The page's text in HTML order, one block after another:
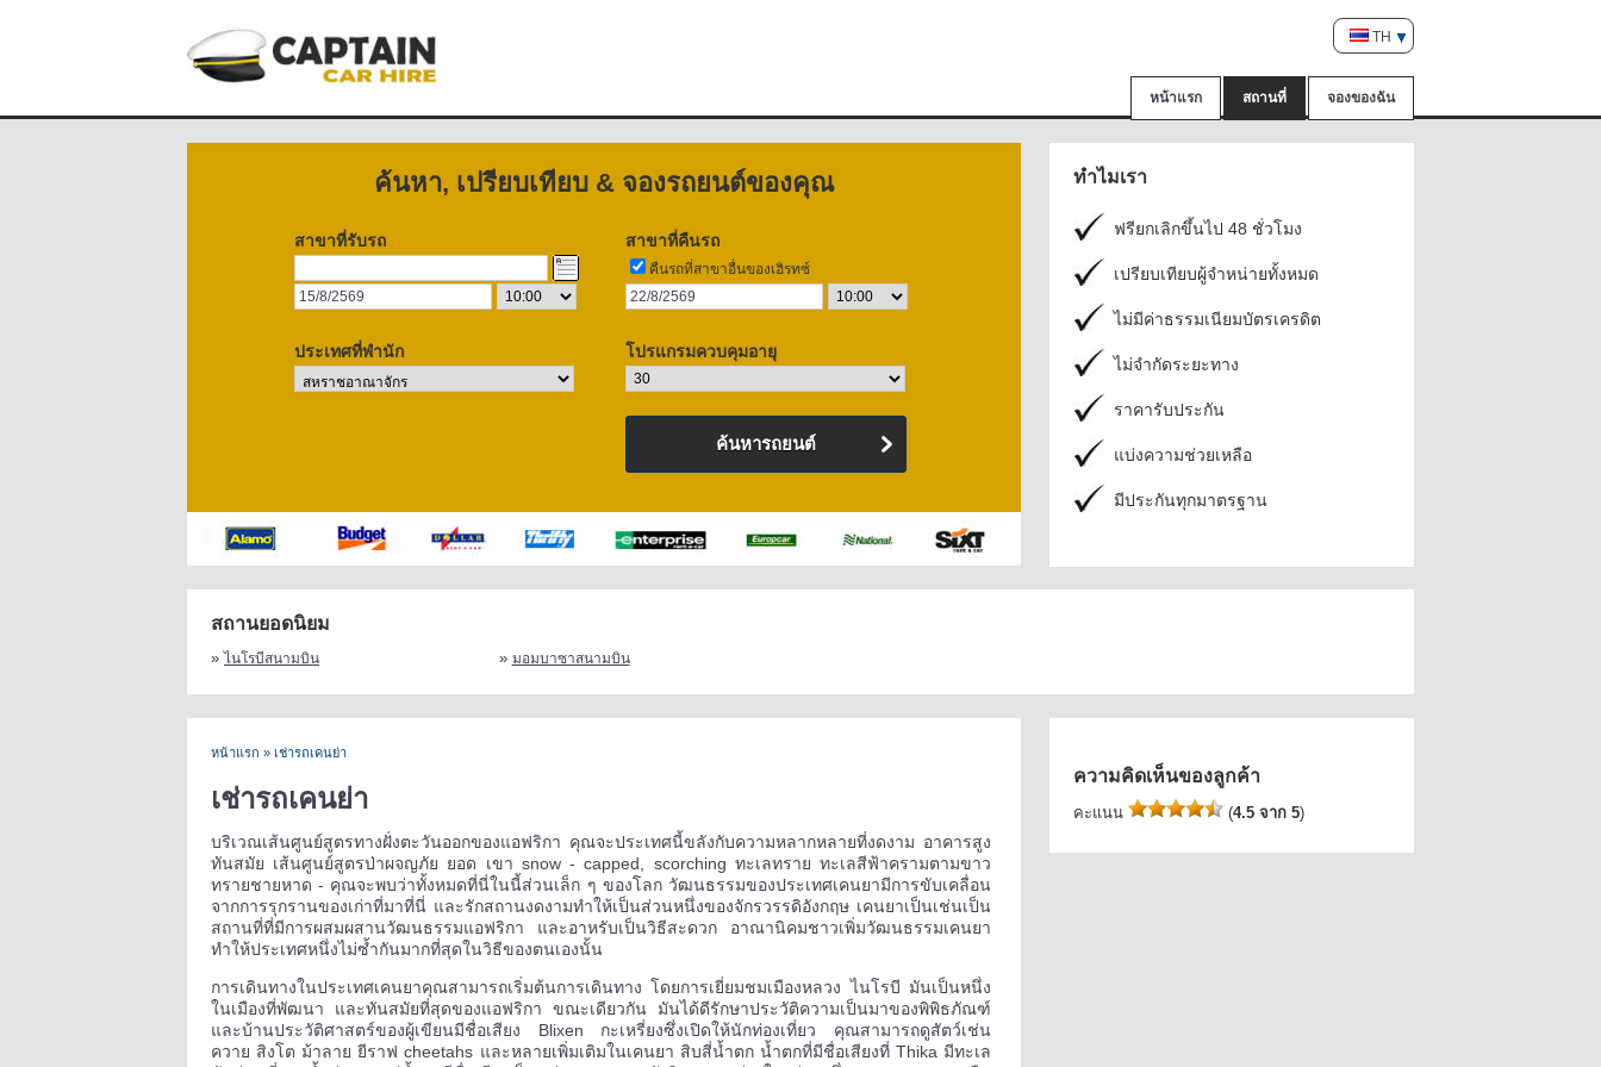
TH
หน้าแรก สถานที่ จองของฉัน
ค้นหา, เปรียบเทียบ & จองรถยนต์ของคุณ
สาขาที่รับรถ สาขาที่คืนรถ
คืนรถที่สาขาอื่นของเฮิรทซ์
ประเทศที่พำนัก โปรแกรมควบคุมอายุ
ค้นหารถยนต์
ทำไมเรา
ฟรียกเลิกขึ้นไป 48 ชั่วโมง
เปรียบเทียบผู้จำหน่ายทั้งหมด
ไม่มีค่าธรรมเนียมบัตรเครดิต
ไม่จำกัดระยะทาง
ราคารับประกัน
แบ่งความช่วยเหลือ
มีประกันทุกมาตรฐาน
สถานยอดนิยม
»ไนโรบีสนามบิน » มอมบาซาสนามบิน
หน้าแรก » เช่ารถเคนย่า
เช่ารถเคนย่า
บริเวณเส้นศูนย์สูตรทางฝั่งตะวันออกของแอฟริกา คุณจะประเทศนี้ขลังกับความหลากหลายที่งดงาม อาคารสูง
ทันสมัย เส้นศูนย์สูตรป่าผจญภัย ยอด เขา snow - capped, scorching ทะเลทราย ทะเลสีฟ้าครามตามขาว
ทรายชายหาด - คุณจะพบว่าทั้งหมดที่นี่ในนี้ส่วนเล็ก ๆ ของโลก วัฒนธรรมของประเทศเคนยามีการขับเคลื่อน
จากการรุกรานของเก่าที่มาที่นี่ และรักสถานงดงามทำให้เป็นส่วนหนึ่งของจักรวรรดิอังกฤษ เคนยาเป็นเช่นเป็น
สถานที่ที่มีการผสมผสานวัฒนธรรมแอฟริกา และอาหรับเป็นวิธีสะดวก อาณานิคมชาวเพิ่มวัฒนธรรมเคนยา
ทำให้ประเทศหนึ่งไม่ซ้ำกันมากที่สุดในวิธีของตนเองนั้น
การเดินทางในประเทศเคนยาคุณสามารถเริ่มต้นการเดินทาง โดยการเยี่ยมชมเมืองหลวง ไนโรบี มันเป็นหนึ่ง
ในเมืองที่พัฒนา และทันสมัยที่สุดของแอฟริกา ขณะเดียวกัน มันได้ดีรักษาประวัติความเป็นมาของพิพิธภัณฑ์
และบ้านประวัติศาสตร์ของผู้เขียนมีชื่อเสียง Blixen กะเหรี่ยงซึ่งเปิดให้นักท่องเที่ยว คุณสามารถดูสัตว์เช่น
ควาย สิงโต ม้าลาย ยีราฟ cheetahs และหลายเพิ่มเติมในเคนยา สิบสี่น้ำตก น้ำตกที่มีชื่อเสียงที่ Thika มีทะเล
ความคิดเห็นของลูกค้า
คะแนน (4.5 จาก 5)